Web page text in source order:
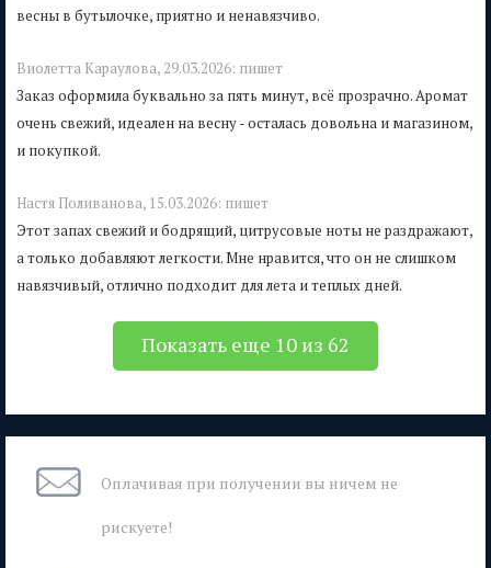
весны в бутылочке, приятно и ненавязчиво.
Виолетта Караулова, 29.03.2026: пишет
Заказ оформила буквально за пять минут, всё прозрачно. Аромат
очень свежий, идеален на весну - осталась довольна и магазином,
и покупкой.
Настя Поливанова, 15.03.2026: пишет
Этот запах свежий и бодрящий, цитрусовые ноты не раздражают,
а только добавляют легкости. Мне нравится, что он не слишком
навязчивый, отлично подходит для лета и теплых дней.
Показать еще 10 из 62
Оплачивая при получении вы ничем не
рискуете!